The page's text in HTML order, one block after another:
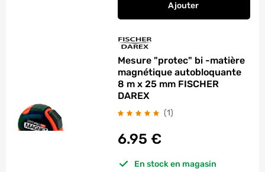
Ajouter
Mètre ruban à
Mesure "protec" bi -matière
magnétique autobloquante
8 m x 25 mm FISCHER
DAREX
(1)
6.95 €
En stock en magasin